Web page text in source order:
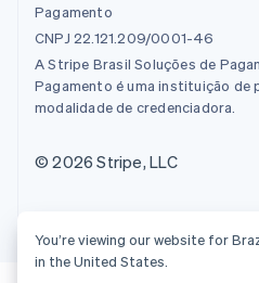
Pagamento
CNPJ 22.121.209/0001-46
A Stripe Brasil Soluções de
Pagamento é uma instituição de
modalidade de credenciadora.
© 2026 Stripe, LLC
You’re viewing our website for
in the United States.